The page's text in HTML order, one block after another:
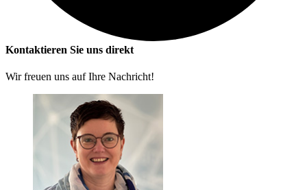
Kontaktieren Sie uns direkt
Wir freuen uns auf Ihre Nachricht!